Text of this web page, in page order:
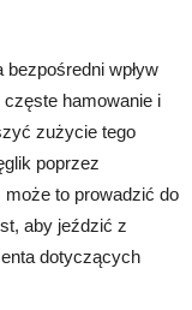
wpływ
częste hamowanie i
zużycie tego
poprzez
może to prowadzić do
aby jeździć z
dotyczących